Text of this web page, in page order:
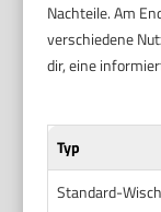
Nachteile. Am
verschiedene
dir, eine
Typ
Standard-